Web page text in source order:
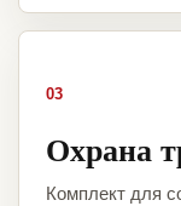
03
Охрана
Комплект для